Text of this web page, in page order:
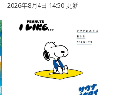
2026年8月4日 14:50更新